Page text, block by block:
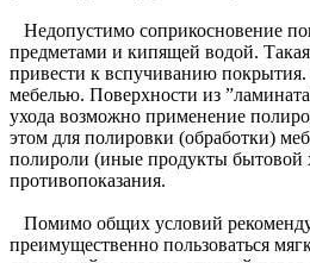
Недопустимо соприкосновение
предметами и кипящей водой.
привести к вспучиванию покрытия.
мебелью. Поверхности из
ухода возможно применение
этом для полировки (обработки)
полироли (иные продукты
противопоказания.
Помимо общих условий
преимущественно пользоваться